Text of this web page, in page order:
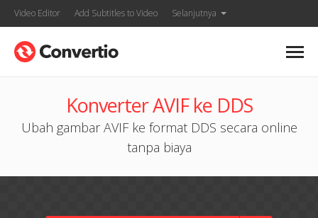
Video Editor Add Subtitles to Video Selanjutnya
Konverter AVIF ke DDS
Ubah gambar AVIF ke format DDS secara online
tanpa biaya